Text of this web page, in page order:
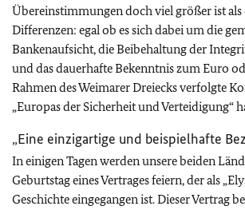
Übereinstimmungen doch viel größer ist als
Differenzen: egal ob es sich dabei um die
Bankenaufsicht, die Beibehaltung der
und das dauerhafte Bekenntnis zum Euro
Rahmen des Weimarer Dreiecks verfolgte
„Europas der Sicherheit und Verteidigung“
„Eine einzigartige und beispielhafte
In einigen Tagen werden unsere beiden
Geburtstag eines Vertrages feiern, der als
Geschichte eingegangen ist. Dieser Vertrag